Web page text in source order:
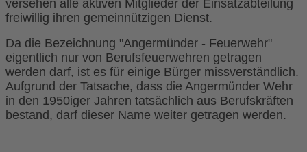
versehen alle aktiven Mitglieder der Einsatzabteilung
freiwillig ihren gemeinnützigen Dienst.
Da die Bezeichnung "Angermünder - Feuerwehr"
eigentlich nur von Berufsfeuerwehren getragen
werden darf, ist es für einige Bürger missverständlich.
Aufgrund der Tatsache, dass die Angermünder Wehr
in den 1950iger Jahren tatsächlich aus Berufskräften
bestand, darf dieser Name weiter getragen werden.